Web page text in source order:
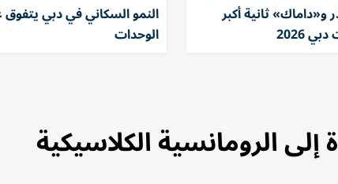
ثانية أكبر
2026
النمو السكاني في دبي
الوحدات
الرومانسية الكلاسيكية